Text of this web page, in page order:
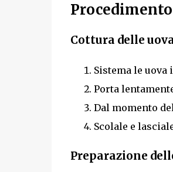
Procedimento
Cottura delle
Sistema le
Porta
Dal momento
Scolale e
Preparazione